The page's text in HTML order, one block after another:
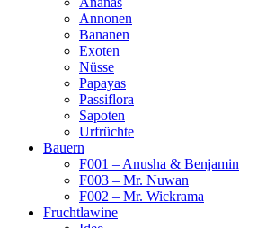
Annonen
Bananen
Exoten
Nüsse
Papayas
Passiflora
Sapoten
Urfrüchte
Bauern
F001 – Anusha & Benjamin
F003 – Mr. Nuwan
F002 – Mr. Wickrama
Fruchtlawine